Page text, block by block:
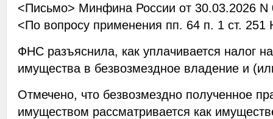
<Письмо> Минфина России от 30.03.2026 N
<По вопросу применения пп. 64 п. 1 ст.
ФНС разъяснила, как уплачивается налог
имущества в безвозмездное владение и
Отмечено, что безвозмездно полученное
имуществом рассматривается как